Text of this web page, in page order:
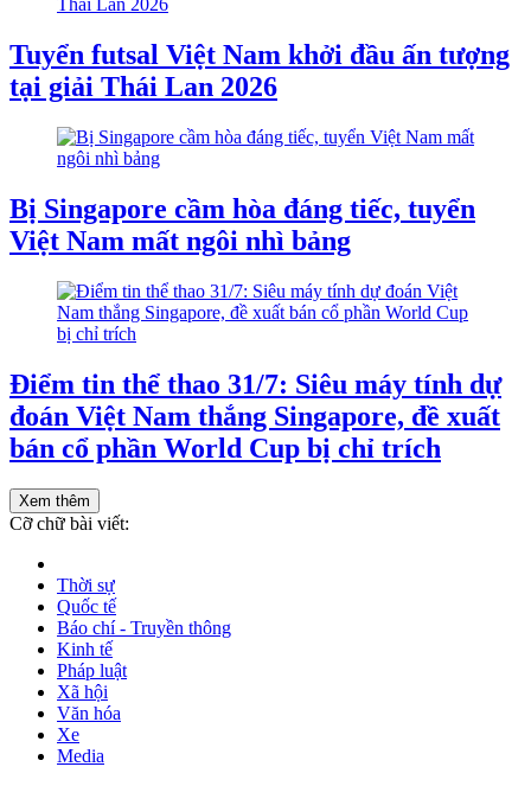
Tuyển futsal Việt Nam khởi đầu ấn tượng
tại giải Thái Lan 2026
Bị Singapore cầm hòa đáng tiếc, tuyển
Việt Nam mất ngôi nhì bảng
Điểm tin thể thao 31/7: Siêu máy tính dự
đoán Việt Nam thắng Singapore, đề xuất
bán cổ phần World Cup bị chỉ trích
Xem thêm
Cỡ chữ bài viết:
Thời sự
Quốc tế
Báo chí - Truyền thông
Kinh tế
Pháp luật
Xã hội
Văn hóa
Xe
Media